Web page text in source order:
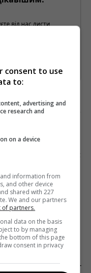
від нас листи
З 1 ЛИПНЯ
Наступна стаття
КАНАЛИ РОСІЯН
consent to use
to:
advertising and
research and
on a device
information from
and other device
shared with 227
We and our partners
of partners.
data on the basis
to by managing
bottom of this page
consent in privacy